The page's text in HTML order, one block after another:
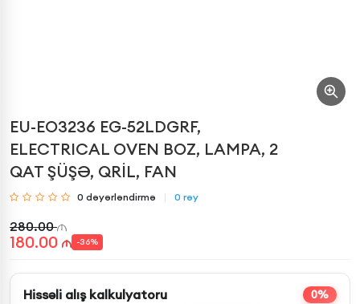
EU-EO3236 EG-52LDGRF,
ELECTRICAL OVEN BOZ, LAMPA, 2
QAT ŞÜŞƏ, QRİL, FAN
0 dəyərləndirmə 0 rəy
280.00
180.00 -36%
Hissəli alış kalkulyatoru 0%